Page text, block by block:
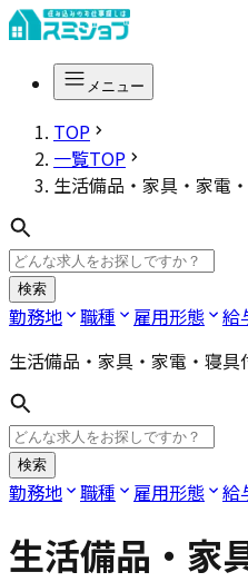
メニュー
TOP
一覧TOP
生活備品・家具・家電
検索
勤務地 職種 雇用形態 給
生活備品・家具・家電・寝
検索
勤務地 職種 雇用形態 給
生活備品・家